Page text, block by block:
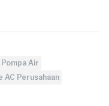
Air
AC Perusahaan